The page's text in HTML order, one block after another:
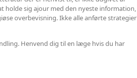
holde sig ajour med den nyeste information,
overbevisning. Ikke alle anførte strategier
Henvend dig til en læge hvis du har